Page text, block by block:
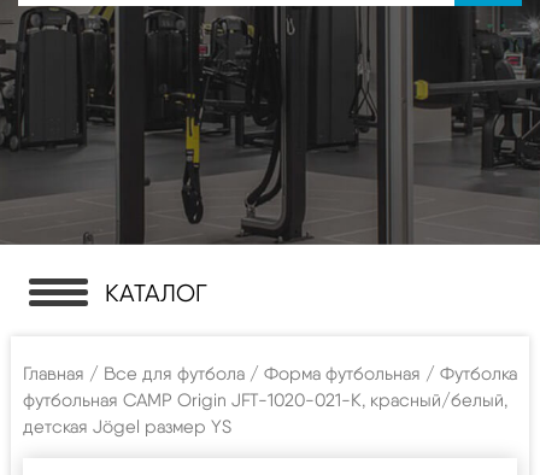
КАТАЛОГ
Главная / Все для футбола / Форма футбольная / Футболка
футбольная CAMP Origin JFT-1020-021-K, красный/белый,
детская Jögel размер YS